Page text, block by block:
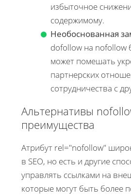
избыточное
содержимому.
Необоснованная
dofollow на nofollow
может помешать
партнерских
сотрудничества с
Альтернативы
преимущества
Атрибут rel="nofollow"
в SEO, но есть и другие
управлять ссылками на
которые могут быть более